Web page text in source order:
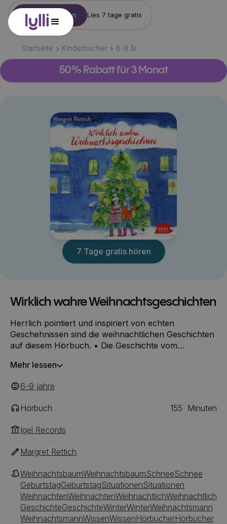
Konto erstellen Lies 7 tage gratis
Startseite Kinderbücher 6-9 år
50% Rabatt für 3 Monat
7 Tage gratis hören
Wirklich wahre Weihnachtsgeschichten
Herrlich pointiert und inspiriert von echten
Geschehnissen sind die weihnachtlichen Geschichten
auf diesem Hörbuch. • Die Geschichte vom
Lamettabaum • Die Geschichte vom Strolch • Die
Weihnachten im Schnee • Karpfenzauber • Das
Als Weihnachten ausfiel • Post für den alten Mann •
Mehr lessen
6-9 ‎‎ jahre
Hörbuch 155 Minuten
Igel Records
Margret Rettich
WeihnachtsbaumWeihnachtsbaumSchneeSchnee
GeburtstagGeburtstagSituationenSituationen
WeihnachtenWeihnachtenWeihnachtlichWeihnachtlich
GeschichteGeschichteWinterWinterWeihnachtsmann
WeihnachtsmannWissenWissenHörbücherHörbücher